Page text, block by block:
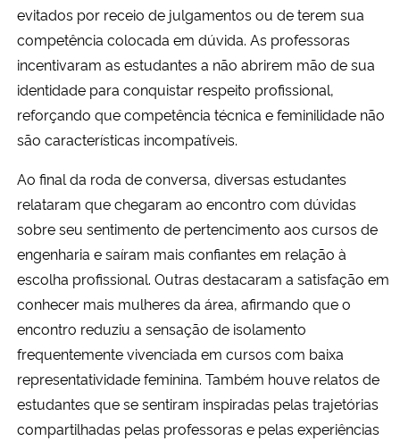
evitados por receio de julgamentos ou de terem sua
competência colocada em dúvida. As professoras
incentivaram as estudantes a não abrirem mão de sua
identidade para conquistar respeito profissional,
reforçando que competência técnica e feminilidade não
são características incompatíveis.
Ao final da roda de conversa, diversas estudantes
relataram que chegaram ao encontro com dúvidas
sobre seu sentimento de pertencimento aos cursos de
engenharia e saíram mais confiantes em relação à
escolha profissional. Outras destacaram a satisfação em
conhecer mais mulheres da área, afirmando que o
encontro reduziu a sensação de isolamento
frequentemente vivenciada em cursos com baixa
representatividade feminina. Também houve relatos de
estudantes que se sentiram inspiradas pelas trajetórias
compartilhadas pelas professoras e pelas experiências